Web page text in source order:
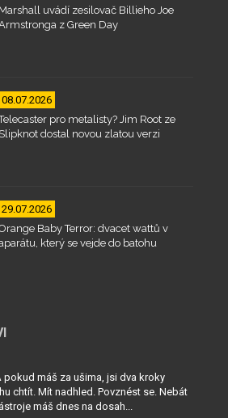
Marshall uvádí zesilovač Billieho Joe
z Green Day
08.07.2026
pro metalisty? Jim Root ze
Slipknot dostal novou zlatou verzi
29.07.2026
Baby Terror: dvacet wattů v
který se vejde do batohu
pokud máš za ušima, jsi dva kroky
chtít. Mít nadhled. Povznést se. Nebát
máš dnes na dosah...